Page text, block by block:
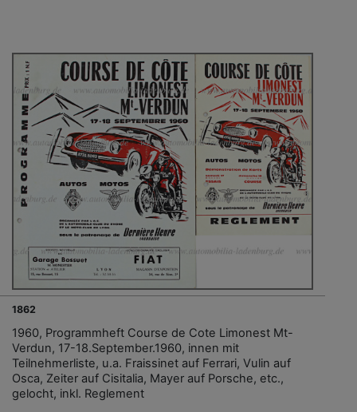
1862
1960, Programmheft Course de Cote Limonest Mt-
Verdun, 17-18.September.1960, innen mit
Teilnehmerliste, u.a. Fraissinet auf Ferrari, Vulin auf
Osca, Zeiter auf Cisitalia, Mayer auf Porsche, etc.,
gelocht, inkl. Reglement